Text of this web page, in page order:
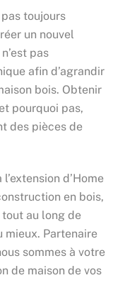
pas toujours
un nouvel
pas
afin d’agrandir
bois. Obtenir
pourquoi pas,
des pièces de
d’Home
en bois,
au long de
mieux. Partenaire
sommes à votre
de maison de vos